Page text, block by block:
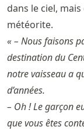
dans le ciel, mais
météorite.
« – Nous faisons
destination du
notre vaisseau a
d’années.
– Oh ! Le garçon
que vous êtes